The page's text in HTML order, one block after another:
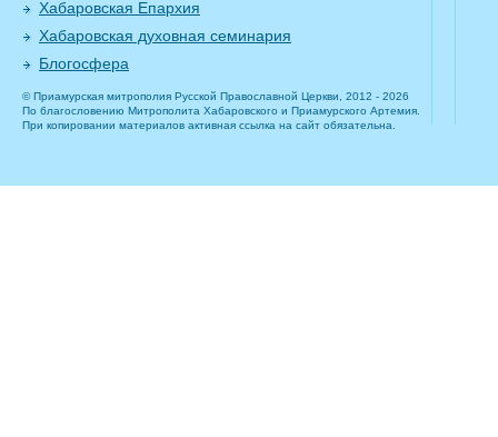
Хабаровская Епархия
Хабаровская духовная семинария
Блогосфера
© Приамурская митрополия Русской Православной Церкви, 2012 - 2026
По благословению Митрополита Хабаровского и Приамурского Артемия.
При копировании материалов активная ссылка на сайт обязательна.